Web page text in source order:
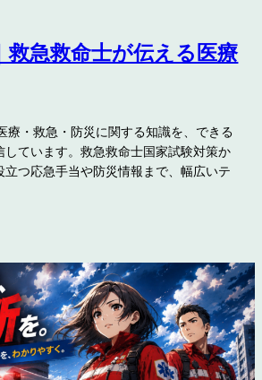
救急救命士が伝える医療
療・救急・防災に関する知識を、できる
しています。救急救命士国家試験対策か
立つ応急手当や防災情報まで、幅広いテ